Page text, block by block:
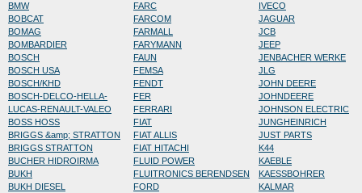
BMW
BOBCAT
BOMAG
BOMBARDIER
BOSCH
BOSCH USA
BOSCH/KHD
BOSCH-DELCO-HELLA-
LUCAS-RENAULT-VALEO
BOSS HOSS
BRIGGS &amp; STRATTON
BRIGGS STRATTON
BUCHER HIDROIRMA
BUKH
BUKH DIESEL
FARC
FARCOM
FARMALL
FARYMANN
FAUN
FEMSA
FENDT
FER
FERRARI
FIAT
FIAT ALLIS
FIAT HITACHI
FLUID POWER
FLUITRONICS BERENDSEN
FORD
IVECO
JAGUAR
JCB
JEEP
JENBACHER WERKE
JLG
JOHN DEERE
JOHNDEERE
JOHNSON ELECTRIC
JUNGHEINRICH
JUST PARTS
K44
KAEBLE
KAESSBOHRER
KALMAR